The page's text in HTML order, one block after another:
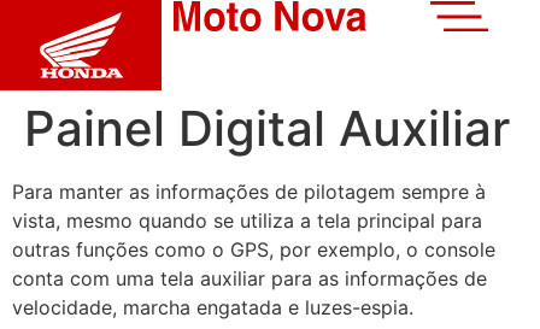
Painel Digital Auxiliar
Para manter as informações de pilotagem sempre à
vista, mesmo quando se utiliza a tela principal para
outras funções como o GPS, por exemplo, o console
conta com uma tela auxiliar para as informações de
velocidade, marcha engatada e luzes-espia.